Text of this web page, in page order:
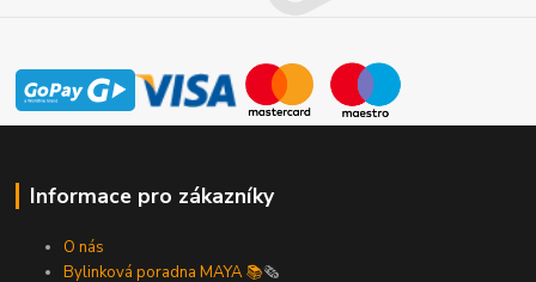
Informace pro zákazníky
O nás
Bylinková poradna MAYA 📚🗞️